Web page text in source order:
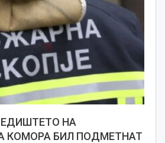
НА
КОМОРА БИЛ ПОДМЕТНАТ